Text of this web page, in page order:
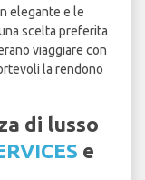
elegante e le
scelta preferita
viaggiare con
la rendono
di lusso
e